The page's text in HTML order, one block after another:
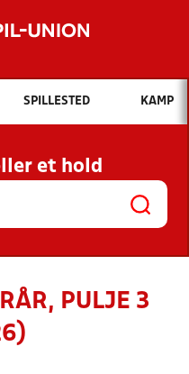
Hvad vil du søge efter?
OG NYHEDER
KLUBBER OG
SPILLESTED KAMP
et hold
PULJE 3